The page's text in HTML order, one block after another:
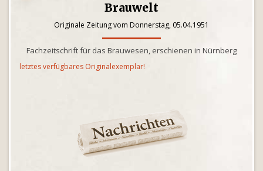
Brauwelt
Originale Zeitung vom Donnerstag, 05.04.1951
Fachzeitschrift für das Brauwesen, erschienen in Nürnberg
letztes verfügbares Originalexemplar!